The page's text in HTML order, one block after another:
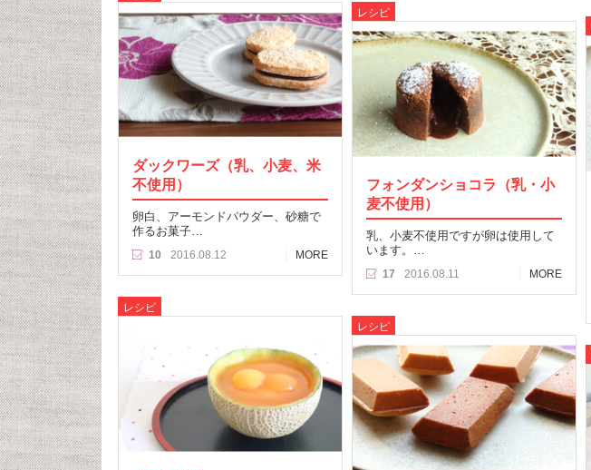
ダックワーズ（乳、小麦、米
不使用）
卵白、アーモンドパウダー、砂糖で
作るお菓子…
10 2016.08.12 MORE
レシピ
フォンダンショコラ（乳・小
麦不使用）
乳、小麦不使用ですが卵は使用して
います。…
17 2016.08.11 MORE
レシピ
レシピ